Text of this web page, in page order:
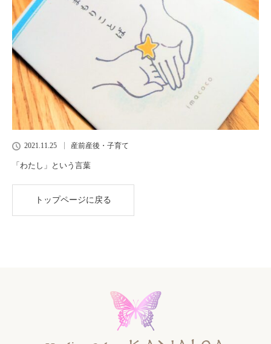
2021.11.25 産前産後・子育て
「わたし」という言葉
トップページに戻る